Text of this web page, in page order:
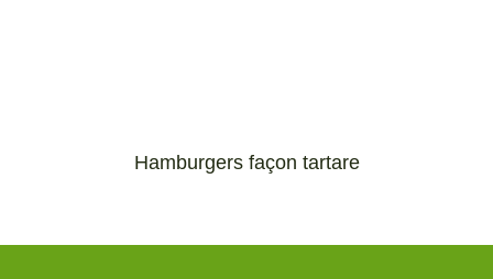
Hamburgers façon tartare